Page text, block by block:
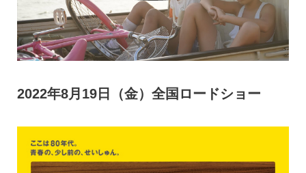
2022年8月19日（金）全国ロードショー